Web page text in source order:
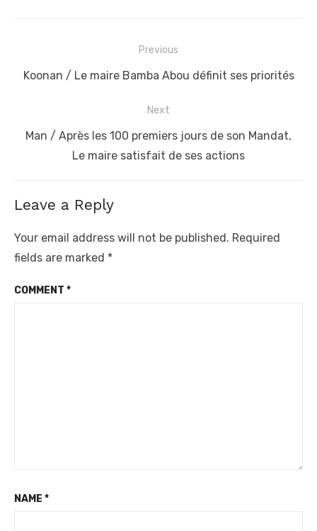
navigation
Previous
Previous
Koonan / Le maire Bamba Abou définit ses priorités
Next
Next
Man / Après les 100 premiers jours de son Mandat,
Le maire satisfait de ses actions
Leave a Reply
Your email address will not be published. Required
fields are marked *
COMMENT *
NAME *